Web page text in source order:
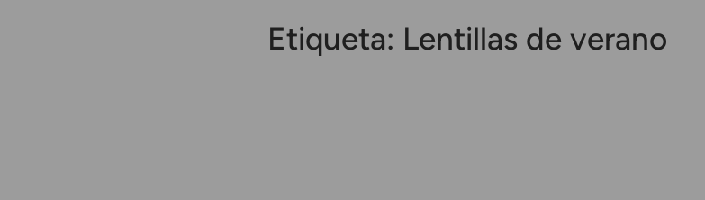
Etiqueta: Lentillas de verano